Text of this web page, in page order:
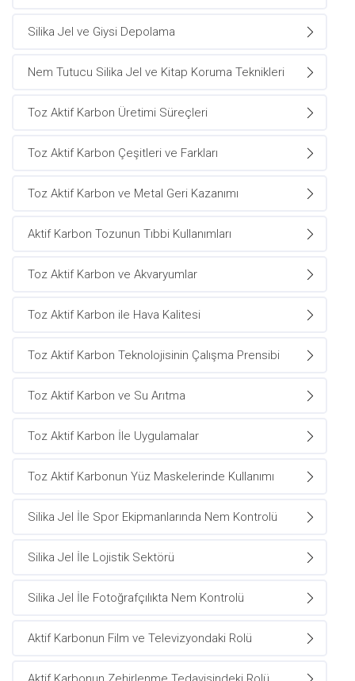
Silika Jel ve Giysi Depolama
Nem Tutucu Silika Jel ve Kitap Koruma Teknikleri
Toz Aktif Karbon Üretimi Süreçleri
Toz Aktif Karbon Çeşitleri ve Farkları
Toz Aktif Karbon ve Metal Geri Kazanımı
Aktif Karbon Tozunun Tıbbi Kullanımları
Toz Aktif Karbon ve Akvaryumlar
Toz Aktif Karbon ile Hava Kalitesi
Toz Aktif Karbon Teknolojisinin Çalışma Prensibi
Toz Aktif Karbon ve Su Arıtma
Toz Aktif Karbon İle Uygulamalar
Toz Aktif Karbonun Yüz Maskelerinde Kullanımı
Silika Jel İle Spor Ekipmanlarında Nem Kontrolü
Silika Jel İle Lojistik Sektörü
Silika Jel İle Fotoğrafçılıkta Nem Kontrolü
Aktif Karbonun Film ve Televizyondaki Rolü